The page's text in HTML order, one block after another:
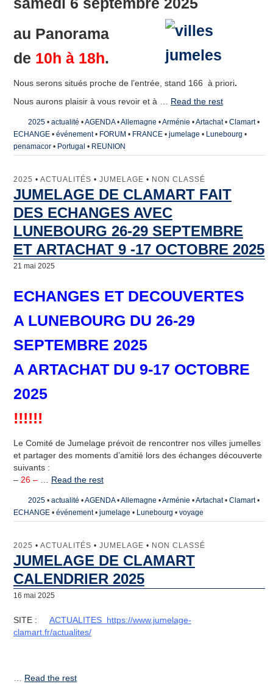
samedi 6 septembre 2025
au Panorama
de 10h à 18h.
Nous serons situés proche de l’entrée, stand 166 à priori.
Nous aurons plaisir à vous revoir et à … Read the rest
2025• actualité •AGENDA•Allemagne •Arménie •Artachat• Clamart•
ECHANGE• événement• FORUM • FRANCE• jumelage • Lunebourg •
penamacor• Portugal • REUNION
2025 • ACTUALITÉS • JUMELAGE • NON CLASSÉ
JUMELAGE DE CLAMART FAIT
DES ECHANGES AVEC
LUNEBOURG 26-29 SEPTEMBRE
ET ARTACHAT 9 -17 OCTOBRE 2025
21 mai 2025
ECHANGES ET DECOUVERTES
A LUNEBOURG DU 26-29
SEPTEMBRE 2025
A ARTACHAT DU 9-17 OCTOBRE
2025
!!!!!!
Le Comité de Jumelage prévoit de rencontrer nos villes jumelles
et partager des moments d’amitié lors des échanges découverte
suivants :
– 26 – … Read the rest
2025• actualité •AGENDA•Allemagne •Arménie •Artachat• Clamart•
ECHANGE• événement• jumelage • Lunebourg • voyage
2025 • ACTUALITÉS • JUMELAGE • NON CLASSÉ
JUMELAGE DE CLAMART
CALENDRIER 2025
16 mai 2025
SITE : ACTUALITES https://www.jumelage-
clamart.fr/actualites/
… Read the rest